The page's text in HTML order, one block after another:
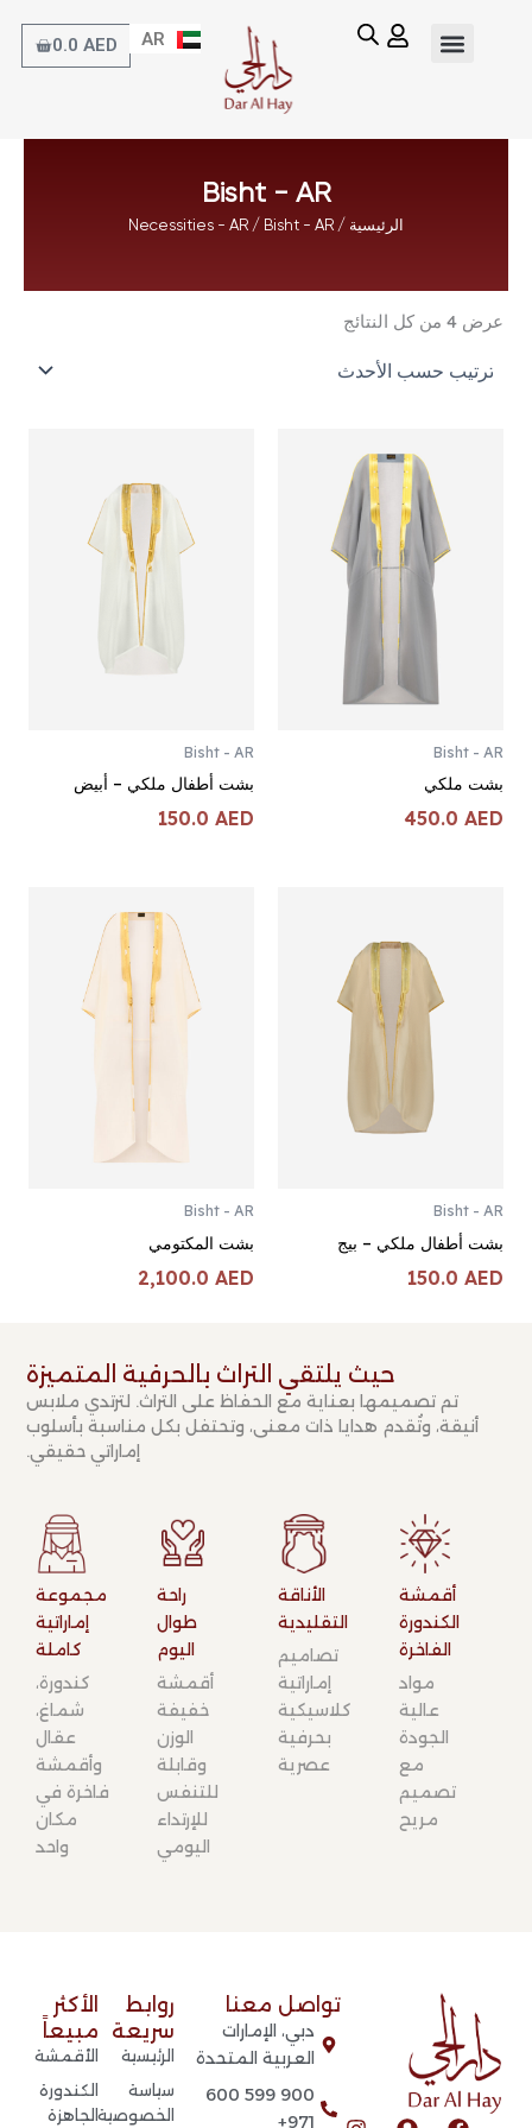
0.0AED
Cart AR
EN
Bisht - AR
الرئيسية /
Necessities - AR / Bisht - AR
عرض ⁦4⁩ من كل النتائج
Bisht - AR
بشت ملكي
450.0 AED
Bisht - AR
بشت أطفال ملكي – أبيض
150.0 AED
Bisht - AR
بشت أطفال ملكي – بيج
150.0 AED
Bisht - AR
بشت المكتومي
2,100.0 AED
حيث يلتقي التراث بالحرفية المتميزة​
تم تصميمها بعناية مع الحفاظ على التراث. لترتدي ملابس
أنيقة، وتُقدم هدايا ذات معنى، وتحتفل بكل مناسبة بأسلوب
إماراتي حقيقي.
أقمشة
الكندورة
الفاخرة​
مواد
عالية
الجودة
مع
تصميم
مريح
الأناقة
التقليدية​
تصاميم
إماراتية
كلاسيكية
بحرفية
عصرية
راحة
طوال
اليوم​
أقمشة
خفيفة
الوزن
وقابلة
للتنفس
للإرتداء
اليومي
مجموعة
إماراتية
كاملة​
كندورة،
شماغ،
عقال
وأقمشة
فاخرة في
مكان
واحد
تواصل معنا​
دبي، الإمارات
العربية المتحدة​
900 599 600
971+
روابط
سريعة​
الرئيسية
سياسة
الخصوصية
الأكثر
مبيعاً
الأقمشة
الكندورة
الجاهزة